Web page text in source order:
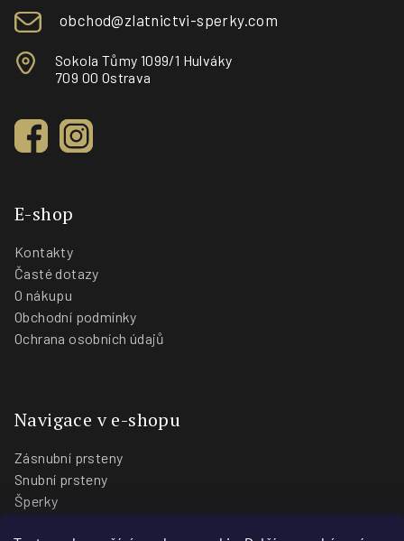
obchod@zlatnictvi-sperky.com
Sokola Tůmy 1099/1 Hulváky
709 00 Ostrava
E-shop
Kontakty
Časté dotazy
O nákupu
Obchodní podmínky
Ochrana osobních údajů
Navigace v e-shopu
Zásnubní prsteny
Snubní prsteny
Šperky